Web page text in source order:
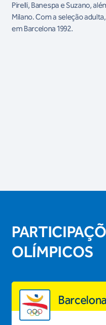
Pirelli, Banespa e Suzano,
Milano. Com a seleção
em Barcelona 1992.
OLÍMPICOS